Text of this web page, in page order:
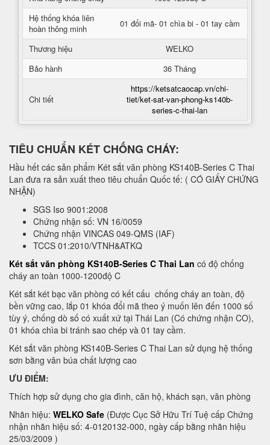
Hệ thống khóa liên
hoàn thông minh
01 đổi mã- 01 chìa bi - 01 tay cầm
Thương hiệu
WELKO
Bảo hành
36 Tháng
Chi tiết
https://ketsatcaocap.vn/chi-
tiet/ket-sat-van-phong-ks140b-
series-c-thai-lan
TIÊU CHUẨN KÉT CHỐNG CHÁY:
Hầu hết các sản phẩm Két sắt văn phòng KS140B-Series C Thai
Lan đưa ra sản xuất theo tiêu chuẩn Quốc tế: ( CÓ GIẤY CHỨNG
NHẬN)
SGS Iso 9001:2008
Chứng nhận số: VN 16/0059
Chứng nhận VINCAS 049-QMS (IAF)
TCCS 01:2010/VTNH&ATKQ
Két sắt văn phòng KS140B-Series C Thai Lan có độ chống
cháy an toàn 1000-1200độ C
Két sắt két bạc văn phòng có kết cấu chống cháy an toàn, độ
bền vững cao, lắp 01 khóa đổi mã theo ý muốn lên đến 1000 số
tùy ý, chống dò số có xuất xứ tại Thái Lan (Có chứng nhận CO),
01 khóa chìa bi tránh sao chép và 01 tay cầm.
Két sắt văn phòng KS140B-Series C Thai Lan sử dụng hệ thống
sơn bằng vân búa chất lượng cao
ƯU ĐIỂM:
Thích hợp sử dụng cho gia đình, căn hộ, khách sạn, văn phòng
Nhãn hiệu: WELKO Safe (Được Cục Sở Hữu Trí Tuệ cấp Chứng
nhận nhãn hiệu số: 4-0120132-000, ngày cấp bằng nhãn hiệu
25/03/2009 )